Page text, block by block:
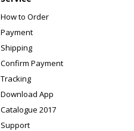
How to Order
Payment
Shipping
Confirm Payment
Tracking
Download App
Catalogue 2017
Support